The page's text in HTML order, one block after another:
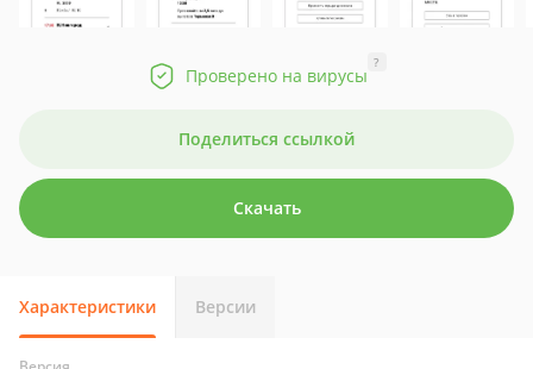
Проверено на вирусы
?
Поделиться ссылкой
Скачать
Характеристики Версии